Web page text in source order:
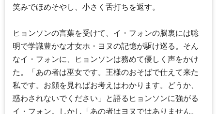
笑みでほめそやし、小さく舌打ちを返す。
ヒョンソンの言葉を受けて、イ・フォンの脳裏には聡
明で学識豊かな才女ホ・ヨヌの記憶が駆け巡る。そん
なイ・フォンに、ヒョンソンは務めて優しく声をかけ
た。「あの者は巫女です。王様のおそばで仕えて来た
私です。お顔を見ればお考えはわかります。どうか、
惑わされないでください」と語るヒョンソンに強がる
イ・フォン。しかし「あの者はヨヌではありません。